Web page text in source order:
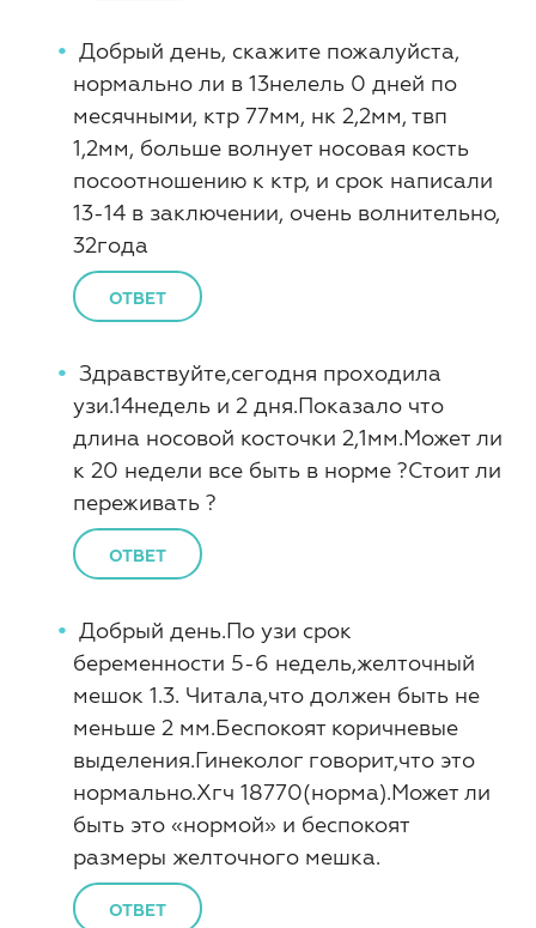
Добрый день, скажите пожалуйста,
нормально ли в 13нелель 0 дней по
месячными, ктр 77мм, нк 2,2мм, твп
1,2мм, больше волнует носовая кость
посоотношению к ктр, и срок написали
13-14 в заключении, очень волнительно,
32года
ОТВЕТ
Здравствуйте,сегодня проходила
узи.14недель и 2 дня.Показало что
длина носовой косточки 2,1мм.Может ли
к 20 недели все быть в норме ?Стоит ли
переживать ?
ОТВЕТ
Добрый день.По узи срок
беременности 5-6 недель,желточный
мешок 1.3. Читала,что должен быть не
меньше 2 мм.Беспокоят коричневые
выделения.Гинеколог говорит,что это
нормально.Хгч 18770(норма).Может ли
быть это «нормой» и беспокоят
размеры желточного мешка.
ОТВЕТ